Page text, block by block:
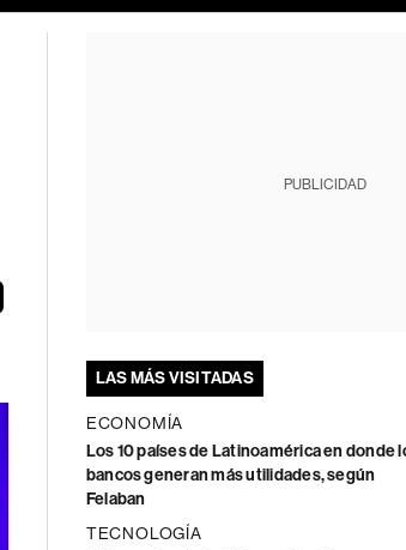
PUBLICIDAD
LAS MÁS VISITADAS
ECONOMÍA
Los 10 países de Latinoamérica en donde
bancos generan más utilidades, según
Felaban
TECNOLOGÍA